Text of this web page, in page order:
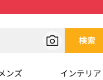
検索
ンズ インテリア